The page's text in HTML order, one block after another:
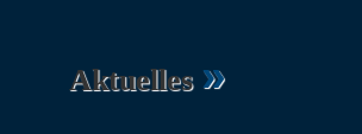
Aktuelles »